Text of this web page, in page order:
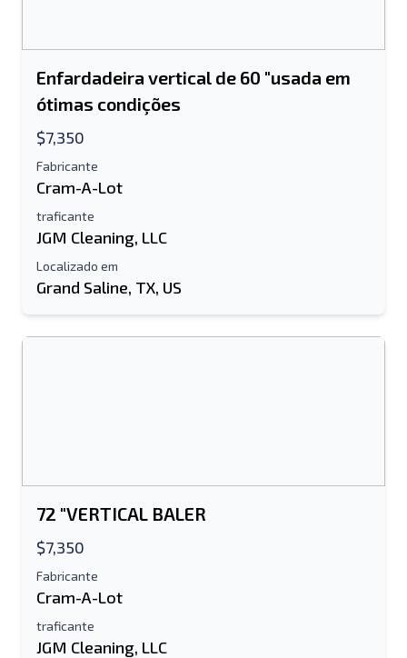
Nome completo
Endereço de e-mail
Enfardadeira vertical de 60 "usada em
ótimas condições
$7,350
Fabricante
Cram-A-Lot
traficante
JGM Cleaning, LLC
Localizado em
Grand Saline, TX, US
72 "VERTICAL BALER
$7,350
Fabricante
Cram-A-Lot
traficante
JGM Cleaning, LLC
Enviar para um amigo
Seu nome completo